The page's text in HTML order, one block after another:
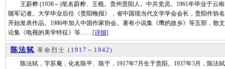
王蔚桦 (1938～)笔名蔚桦、王桅。贵州贵阳人。中共党员。1961年毕业于云
随军记者。大学毕业后任《贵阳晚报》，省中国现当代文学学会会长，贵阳作协
开始发表作品。1986年加入中国作家协会。著有小说集《鹰的故乡》等五部，散
论集《电视的美学特征》等……[详细]
陈法轼 革命烈士 ( 1917 ～ 1942)
陈法轼，字苏庵，化名陈平、陈于，1917年7月生于贵阳。1937年3月，陈法